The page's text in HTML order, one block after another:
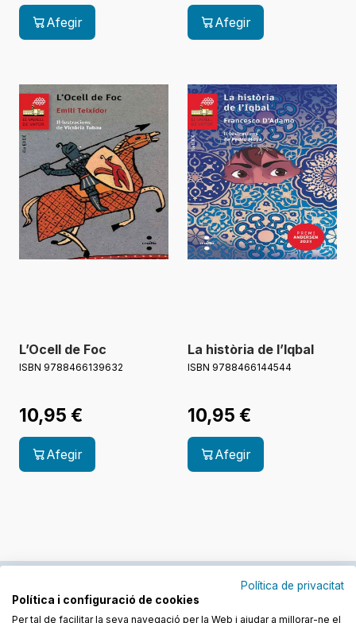
Afegir Afegir
L’Ocell de Foc
ISBN 9788466139632
10,95 €
Afegir
La història de l’Iqbal
ISBN 9788466144544
10,95 €
Afegir
Política de privacitat
Política i configuració de cookies
Per tal de facilitar la seva navegació per la Web i ajudar a millorar-ne el